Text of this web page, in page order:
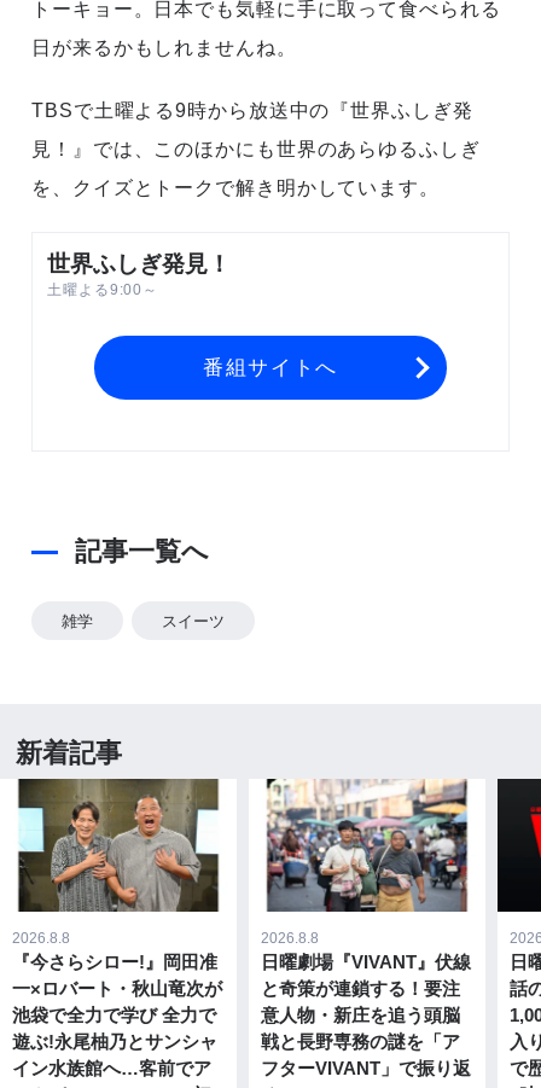
トーキョー。日本でも気軽に手に取って食べられる
日が来るかもしれませんね。
TBSで土曜よる9時から放送中の『世界ふしぎ発
見！』では、このほかにも世界のあらゆるふしぎ
を、クイズとトークで解き明かしています。
世界ふしぎ発見！
土曜よる9:00～
番組サイトへ
記事一覧へ
雑学 スイーツ
新着記事
『今さらシロー!』岡田准
一×ロバート・秋山竜次が
池袋で全力で学び 全力で
遊ぶ!永尾柚乃とサンシャ
イン水族館へ…客前でア
2026.8.8
日曜劇場『VIVANT』伏線
と奇策が連鎖する！要注
意人物・新庄を追う頭脳
戦と長野専務の謎を「ア
フターVIVANT」で振り返
2026.8.8
日
話
入
で